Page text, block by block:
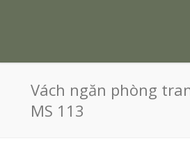
Vách ngăn phòng
MS 113